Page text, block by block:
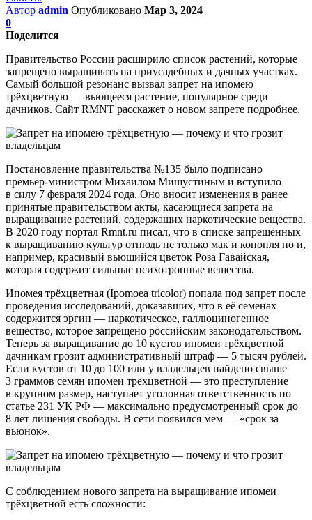
Автор admin Опубликовано Мар 3, 2024
0
Поделится
Правительство России расширило список растений, которые
запрещено выращивать на приусадебных и дачных участках.
Самый большой резонанс вызвал запрет на ипомею
трёхцветную — вьющееся растение, популярное среди
дачников. Сайт RMNT расскажет о новом запрете подробнее.
Постановление правительства №135 было подписано
премьер-министром Михаилом Мишустиным и вступило
в силу 7 февраля 2024 года. Оно вносит изменения в ранее
принятые правительством акты, касающиеся запрета на
выращивание растений, содержащих наркотические вещества.
В 2020 году портал Rmnt.ru писал, что в списке запрещённых
к выращиванию культур отнюдь не только мак и конопля но и,
например, красивый вьющийся цветок Роза Гавайская,
которая содержит сильные психотропные вещества.
Ипомея трёхцветная (Ipomoea tricolor) попала под запрет после
проведения исследований, доказавших, что в её семенах
содержится эргин — наркотическое, галлюциногенное
вещество, которое запрещено российским законодательством.
Теперь за выращивание до 10 кустов ипомеи трёхцветной
дачникам грозит административный штраф — 5 тысяч рублей.
Если кустов от 10 до 100 или у владельцев найдено свыше
3 граммов семян ипомеи трёхцветной — это преступление
в крупном размер, наступает уголовная ответственность по
статье 231 УК РФ — максимально предусмотренный срок до
8 лет лишения свободы. В сети появился мем — «срок за
вьюнок».
С соблюдением нового запрета на выращивание ипомеи
трёхцветной есть сложности: